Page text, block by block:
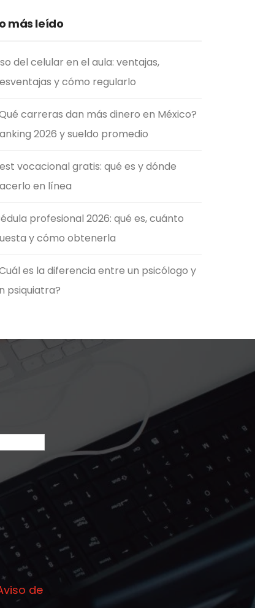
más leído
del celular en el aula: ventajas,
y cómo regularlo
carreras dan más dinero en México?
2026 y sueldo promedio
vocacional gratis: qué es y dónde
en línea
profesional 2026: qué es, cuánto
y cómo obtenerla
es la diferencia entre un psicólogo y
psiquiatra?
de